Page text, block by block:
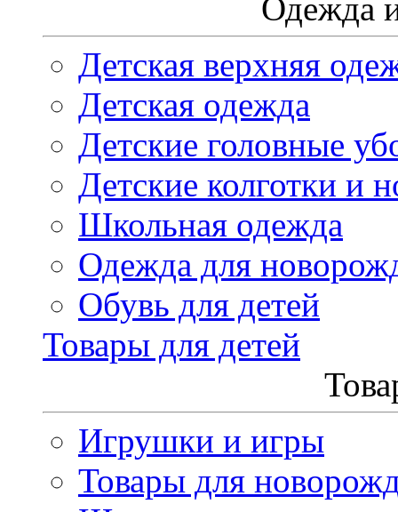
Одежда
Детская верхняя
Детская одежда
Детские головные
Детские колготки и
Школьная одежда
Одежда для
Обувь для детей
Товары для детей
Игрушки и игры
Товары для